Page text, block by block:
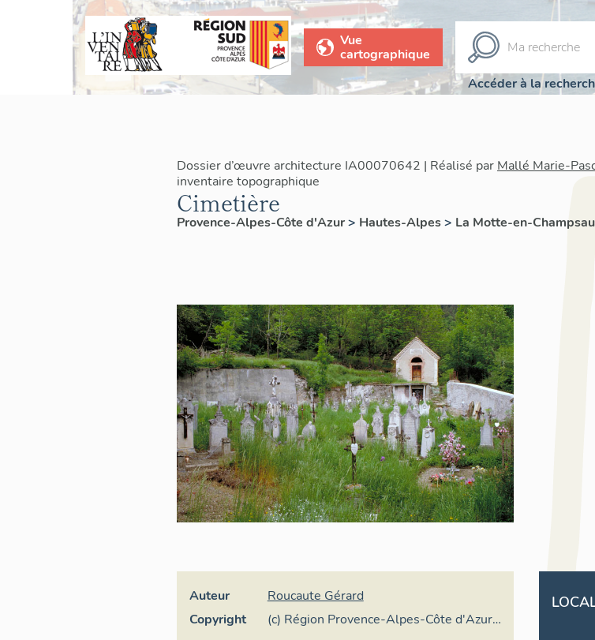
Vue
cartographique
Accéder à la
Dossier d’œuvre architecture IA00070642 | Réalisé par Mallé Marie-
inventaire topographique
Cimetière
Provence-Alpes-Côte d'Azur> Hautes-Alpes> La Motte-en-
Auteur
Roucaute Gérard
Copyright
(c) Région Provence-Alpes-Côte d'Azur -